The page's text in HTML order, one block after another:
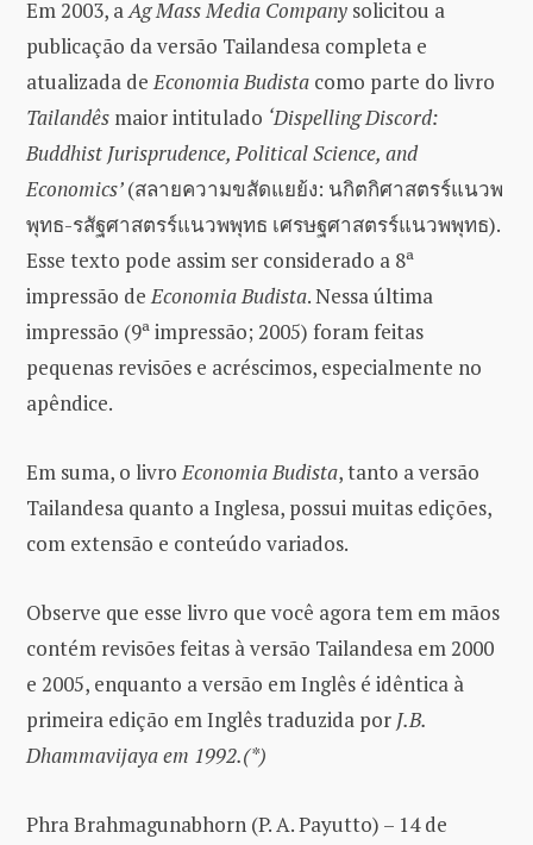
Em 2003, aAg Mass Media Company solicitou a
publicação da versão Tailandesa completa e
atualizada deEconomia Budista como parte do livro
Tailandês maior intitulado ‘Dispelling Discord:
Buddhist Jurisprudence, Political Science, and
Economics’(สลายความขสัดแยย้ง: นกิตกิศาสตรร์แนวพ
พุทธ-รสัฐศาสตรร์แนวพพุทธ เศรษฐศาสตรร์แนวพพุทธ).
Esse texto pode assim ser considerado a 8ª
impressão deEconomia Budista. Nessa última
impressão (9ª impressão; 2005) foram feitas
pequenas revisões e acréscimos, especialmente no
apêndice.
Em suma, o livroEconomia Budista, tanto a versão
Tailandesa quanto a Inglesa, possui muitas edições,
com extensão e conteúdo variados.
Observe que esse livro que você agora tem em mãos
contém revisões feitas à versão Tailandesa em 2000
e 2005, enquanto a versão em Inglês é idêntica à
primeira edição em Inglês traduzida por J.B.
Dhammavijaya em 1992.(*)
Phra Brahmagunabhorn (P. A. Payutto) – 14 de